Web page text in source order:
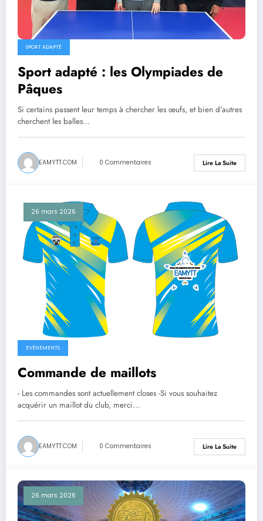
SPORT ADAPTÉ
Sport adapté : les Olympiades de
Pâques
Si certains passent leur temps à chercher les œufs, et bien d'autres
cherchent les balles…
EAMYTT.COM 0 Commentaires Lire La Suite
26 mars 2026
EVÈNEMENTS
Commande de maillots
- Les commandes sont actuellement closes -Si vous souhaitez
acquérir un maillot du club, merci…
EAMYTT.COM 0 Commentaires Lire La Suite
26 mars 2026